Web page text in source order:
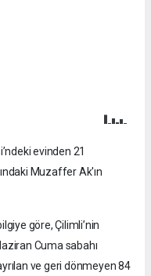
evinden 21
Muzaffer Ak'ın
göre, Çilimli’nin
Cuma sabahı
ve geri dönmeyen 84